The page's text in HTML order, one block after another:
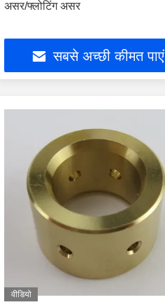
असर/फ्लोटिंग असर
सबसे अच्छी कीमत पाएं
वीडियो